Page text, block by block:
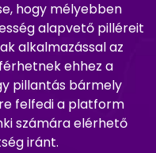
hogy mélyebben
alapvető pilléreit
alkalmazással az
ehhez a
pillantás bármely
felfedi a platform
számára elérhető
iránt.